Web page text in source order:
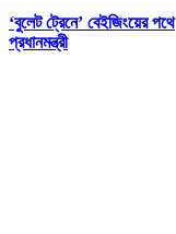
‘বুলেট ট্রেনে’ বেইজিংয়ের পথে
প্রধানমন্ত্রী